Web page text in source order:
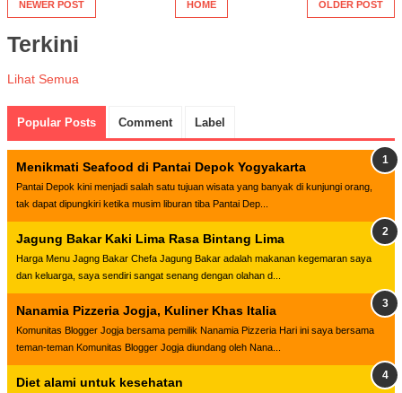
NEWER POST OLDER POST
HOME
Terkini
Lihat Semua
Popular Posts Comment Label
Menikmati Seafood di Pantai Depok Yogyakarta
Pantai Depok kini menjadi salah satu tujuan wisata yang banyak di kunjungi orang,
tak dapat dipungkiri ketika musim liburan tiba Pantai Dep...
Jagung Bakar Kaki Lima Rasa Bintang Lima
Harga Menu Jagng Bakar Chefa Jagung Bakar adalah makanan kegemaran saya
dan keluarga, saya sendiri sangat senang dengan olahan d...
Nanamia Pizzeria Jogja, Kuliner Khas Italia
Komunitas Blogger Jogja bersama pemilik Nanamia Pizzeria Hari ini saya bersama
teman-teman Komunitas Blogger Jogja diundang oleh Nana...
Diet alami untuk kesehatan